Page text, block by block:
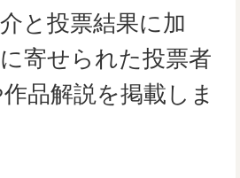
と投票結果に加
寄せられた投票者
品解説を掲載しま